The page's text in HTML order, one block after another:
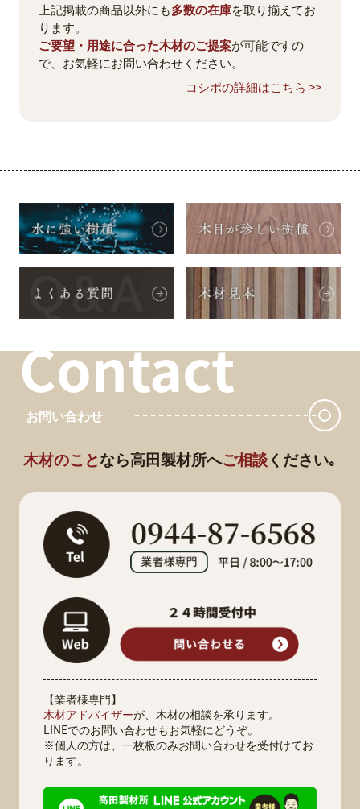
上記掲載の商品以外にも多数の在庫を取り揃えてお
ります。
ご要望・用途に合った木材のご提案が可能ですの
で、お気軽にお問い合わせください。
コシポの詳細はこちら >>
Contact
お問い合わせ
木材のことなら高田製材所へご相談ください｡
【業者様専門】
木材アドバイザーが、木材の相談を承ります。
LINEでのお問い合わせもお気軽にどうぞ。
※個人の方は、一枚板のみお問い合わせを受付けてお
ります。